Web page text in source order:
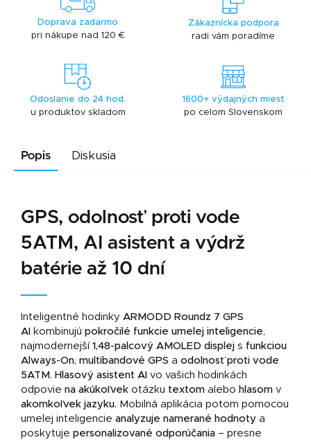
Doprava zadarmo
pri nákupe nad 120 €
Zákaznícka podpora
radi vám poradíme
Odoslanie do 24 hod.
u produktov skladom
1600+ výdajných miest
po celom Slovenskom
Popis Diskusia
GPS, odolnosť proti vode
5ATM, AI asistent a výdrž
batérie až 10 dní
Inteligentné hodinky ARMODD Roundz 7 GPS
AI kombinujú pokročilé funkcie umelej inteligencie,
najmodernejší 1,48-palcový AMOLED displej s funkciou
Always-On, multibandové GPS a odolnosť proti vode
5ATM . Hlasový asistent AI vo vašich hodinkách
odpovie na akúkoľvek otázku textom alebo hlasom v
akomkoľvek jazyku. Mobilná aplikácia potom pomocou
umelej inteligencie analyzuje namerané hodnoty a
poskytuje personalizované odporúčania – presne